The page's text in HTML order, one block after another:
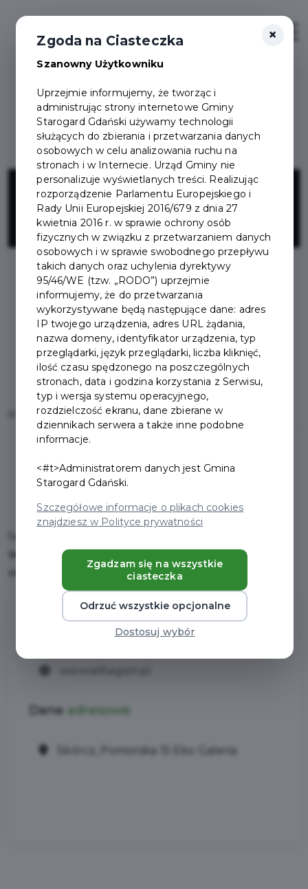
Elita GSM -
Skórcz
Home Oferty Elita GSM - Skórcz
Skórcz, Pomorska 15 Eko Galeria poniedzia
tek 9:00-18:00,
Dane adresowe
Skórcz, Pomorska 15 Eko Galeria
×
Zgoda na Ciasteczka
Szanowny Użytkowniku
Uprzejmie informujemy, że tworząc i
administrując strony internetowe Gminy
Starogard Gdański używamy technologii
służących do zbierania i przetwarzania danych
osobowych w celu analizowania ruchu na
stronach i w Internecie. Urząd Gminy nie
personalizuje wyświetlanych treści. Realizując
rozporządzenie Parlamentu Europejskiego i
Rady Unii Europejskiej 2016/679 z dnia 27
kwietnia 2016 r. w sprawie ochrony osób
fizycznych w związku z przetwarzaniem danych
osobowych i w sprawie swobodnego przepływu
takich danych oraz uchylenia dyrektywy
95/46/WE (tzw. „RODO”) uprzejmie
informujemy, że do przetwarzania
wykorzystywane będą następujące dane: adres
IP twojego urządzenia, adres URL żądania,
nazwa domeny, identyfikator urządzenia, typ
przeglądarki, język przeglądarki, liczba kliknięć,
ilość czasu spędzonego na poszczególnych
stronach, data i godzina korzystania z Serwisu,
typ i wersja systemu operacyjnego,
rozdzielczość ekranu, dane zbierane w
dziennikach serwera a także inne podobne
informacje.
<#t>Administratorem danych jest Gmina
Starogard Gdański.
Szczegółowe informacje o plikach cookies
znajdziesz w Polityce prywatności
Zgadzam się na wszystkie
ciasteczka
Odrzuć wszystkie opcjonalne
Dostosuj wybór